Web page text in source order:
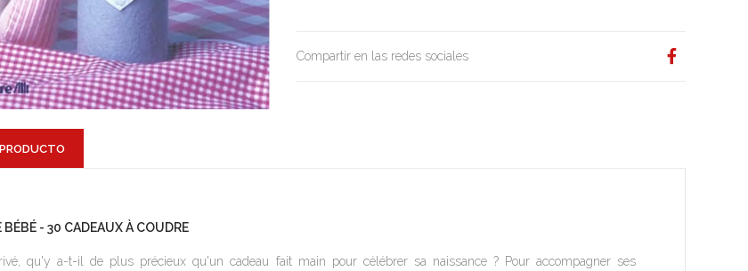
Compartir en las redes sociales
BÉBÉ - 30 CADEAUX À COUDRE
qu'y a-t-il de plus précieux qu'un cadeau fait main pour célébrer sa naissance ? Pour accompagner ses